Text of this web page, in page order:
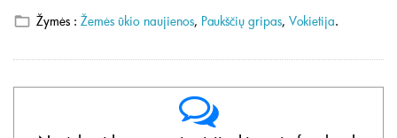
Žymės : Žemės ūkio naujienos, Paukščių gripas, Vokietija.